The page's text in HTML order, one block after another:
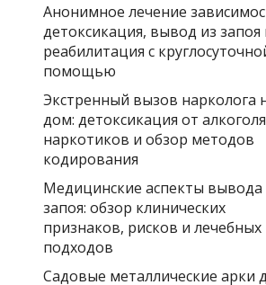
Анонимное лечение
детоксикация, вывод из запоя
реабилитация с
помощью
Экстренный вызов нарколога
дом: детоксикация от
наркотиков и обзор методов
кодирования
Медицинские аспекты вывода
запоя: обзор клинических
признаков, рисков и лечебных
подходов
Садовые металлические арки